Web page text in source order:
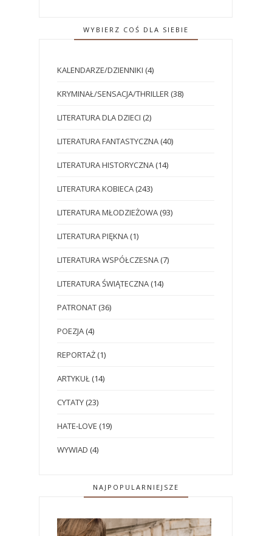
WYBIERZ COŚ DLA SIEBIE
KALENDARZE/DZIENNIKI (4)
KRYMINAŁ/SENSACJA/THRILLER (38)
LITERATURA DLA DZIECI (2)
LITERATURA FANTASTYCZNA (40)
LITERATURA HISTORYCZNA (14)
LITERATURA KOBIECA (243)
LITERATURA MŁODZIEŻOWA (93)
LITERATURA PIĘKNA (1)
LITERATURA WSPÓŁCZESNA (7)
LITERATURA ŚWIĄTECZNA (14)
PATRONAT (36)
POEZJA (4)
REPORTAŻ (1)
ARTYKUŁ (14)
CYTATY (23)
HATE-LOVE (19)
WYWIAD (4)
NAJPOPULARNIEJSZE